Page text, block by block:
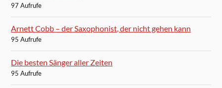
97 Aufrufe
Arnett Cobb – der Saxophonist, der nicht gehen kann
95 Aufrufe
Die besten Sänger aller Zeiten
95 Aufrufe